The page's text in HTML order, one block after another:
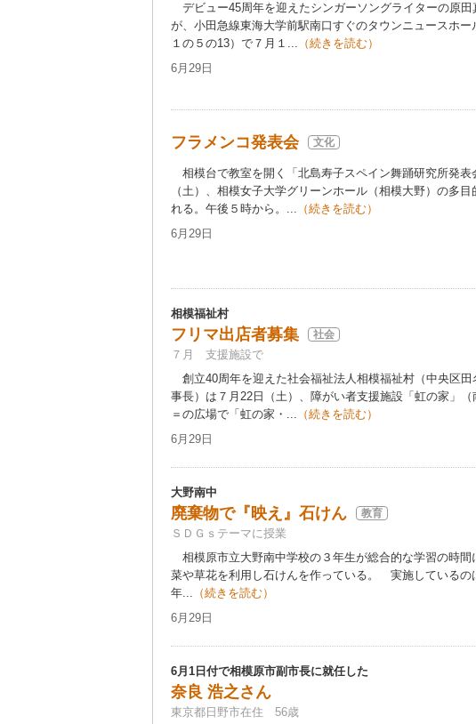
デビュー45周年を迎えたシンガーソングライターの原田
が、小田急線東海大学前駅南口すぐのタウンニュースホー
１の５の13）で７月１... （続きを読む）
6月29日
フラメンコ発表会 文化
相模台で教室を開く「北島寿子スペイン舞踊研究所発表
（土）、相模女子大学グリーンホール（相模大野）の多目
れる。午後５時から。... （続きを読む）
6月29日
相模福祉村
フリマ出店者募集 社会
７月 支援施設で
創立40周年を迎えた社会福祉法人相模福祉村（中央区田
事長）は７月22日（土）、障がい者支援施設「虹の家」
＝の広場で「虹の家・... （続きを読む）
6月29日
大野南中
廃棄物で『映え』石けん 教育
ＳＤＧｓテーマに授業
相模原市立大野南中学校の３年生が総合的な学習の時間
菜や草花を利用し石けんを作っている。 実施しているの
年... （続きを読む）
6月29日
6月1日付で相模原市副市長に就任した
奈良 浩之さん
東京都日野市在住 56歳